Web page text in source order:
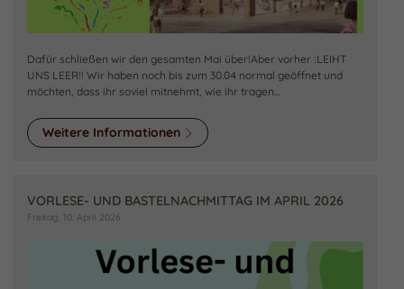
Dafür schließen wir den gesamten Mai über!Aber vorher :LEIHT
UNS LEER!! Wir haben noch bis zum 30.04 normal geöffnet und
möchten, dass ihr soviel mitnehmt, wie ihr tragen...
Weitere Informationen
VORLESE- UND BASTELNACHMITTAG IM APRIL 2026
Freitag, 10. April 2026